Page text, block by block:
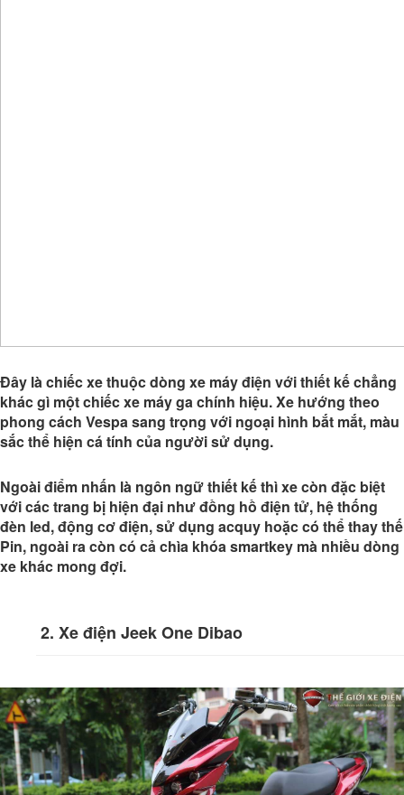
Đây là chiếc xe thuộc dòng xe máy điện với thiết kế chẳng
khác gì một chiếc xe máy ga chính hiệu. Xe hướng theo
phong cách Vespa sang trọng với ngoại hình bắt mắt, màu
sắc thể hiện cá tính của người sử dụng.
Ngoài điểm nhấn là ngôn ngữ thiết kế thì xe còn đặc biệt
với các trang bị hiện đại như đồng hồ điện tử, hệ thống
đèn led, động cơ điện, sử dụng acquy hoặc có thể thay thế
Pin, ngoài ra còn có cả chìa khóa smartkey mà nhiều dòng
xe khác mong đợi.
2. Xe điện Jeek One Dibao